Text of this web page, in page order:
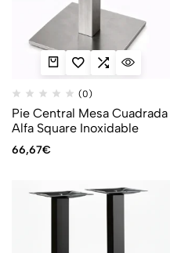
(0)
Pie Central Mesa Cuadrada
Alfa Square Inoxidable
66,67€